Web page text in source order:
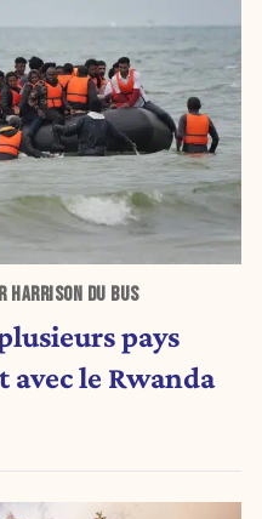
HARRISON DU BUS
pays
avec le Rwanda